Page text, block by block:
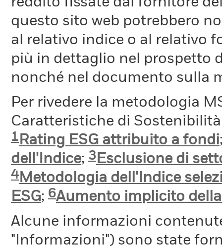
questo sito web potrebbero
al relativo indice o al relativo
più in dettaglio nel prospetto
nonché nel documento sulla
Per rivedere la metodologia
Caratteristiche di
1Rating ESG attribuito a fondi
dell'Indice; 3Esclusione di
4Metodologia dell'Indice
ESG; 6Aumento implicito
Alcune informazioni
"Informazioni") sono state